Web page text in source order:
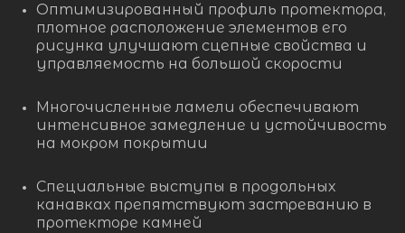
Оптимизированный профиль протектора,
плотное расположение элементов его
рисунка улучшают сцепные свойства и
управляемость на большой скорости
Многочисленные ламели обеспечивают
интенсивное замедление и устойчивость
на мокром покрытии
Специальные выступы в продольных
канавках препятствуют застреванию в
протекторе камней